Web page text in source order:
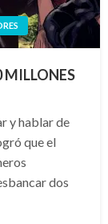
MILLONES
y hablar de
que el
dos